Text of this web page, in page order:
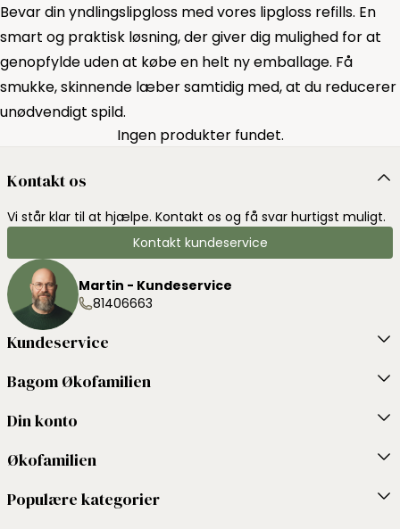
Bevar din yndlingslipgloss med vores lipgloss refills. En
smart og praktisk løsning, der giver dig mulighed for at
genopfylde uden at købe en helt ny emballage. Få
smukke, skinnende læber samtidig med, at du reducerer
unødvendigt spild.
Ingen produkter fundet.
Kontakt os
Vi står klar til at hjælpe. Kontakt os og få svar hurtigst muligt.
Kontakt kundeservice
Martin - Kundeservice
81406663
Kundeservice
Bagom Økofamilien
Din konto
Økofamilien
Populære kategorier